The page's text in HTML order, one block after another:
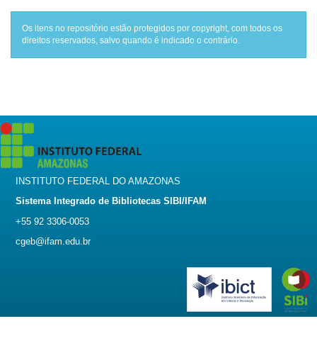
Os itens no repositório estão protegidos por copyright, com todos os
direitos reservados, salvo quando é indicado o contrário.
INSTITUTO FEDERAL DO AMAZONAS
Sistema Integrado de Bibliotecas SIBI/IFAM
+55 92 3306-0053
cgeb@ifam.edu.br